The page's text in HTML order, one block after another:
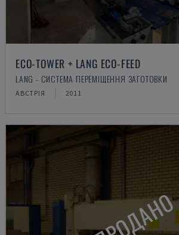
ECO-TOWER + LANG ECO-FEED
LANG - СИСТЕМА ПЕРЕМІЩЕННЯ ЗАГОТОВКИ
АВСТРІЯ 2011
ПРОДАНО